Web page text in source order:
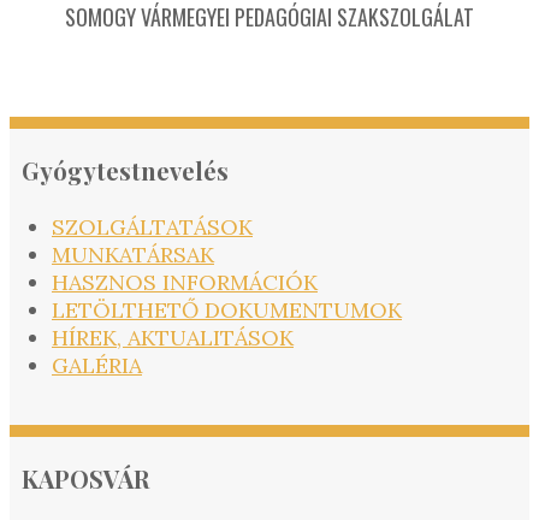
SOMOGY VÁRMEGYEI PEDAGÓGIAI SZAKSZOLGÁLAT
Gyógytestnevelés
SZOLGÁLTATÁSOK
MUNKATÁRSAK
HASZNOS INFORMÁCIÓK
LETÖLTHETŐ DOKUMENTUMOK
HÍREK, AKTUALITÁSOK
GALÉRIA
KAPOSVÁR